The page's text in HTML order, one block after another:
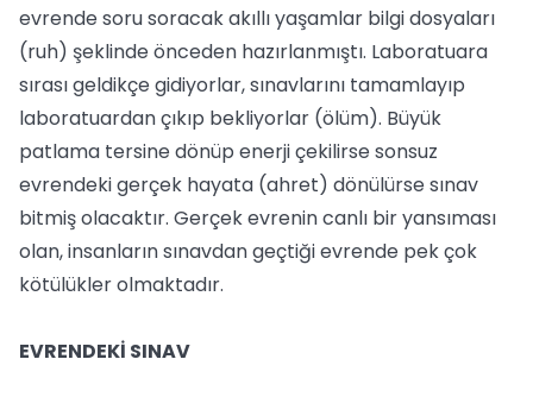
evrende soru soracak akıllı yaşamlar bilgi dosyaları
(ruh) şeklinde önceden hazırlanmıştı. Laboratuara
sırası geldikçe gidiyorlar, sınavlarını tamamlayıp
laboratuardan çıkıp bekliyorlar (ölüm). Büyük
patlama tersine dönüp enerji çekilirse sonsuz
evrendeki gerçek hayata (ahret) dönülürse sınav
bitmiş olacaktır. Gerçek evrenin canlı bir yansıması
olan, insanların sınavdan geçtiği evrende pek çok
kötülükler olmaktadır.
EVRENDEKİ SINAV